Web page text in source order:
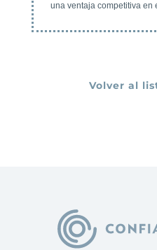
una ventaja competitiva en
Volver al